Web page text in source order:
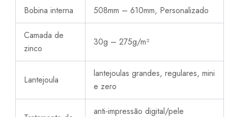
Bobina interna 508mm – 610mm, Personalizado
Camada de
zinco
30g – 275g/m²
Lantejoula
lantejoulas grandes, regulares, mini
e zero
anti-impressão digital/pele